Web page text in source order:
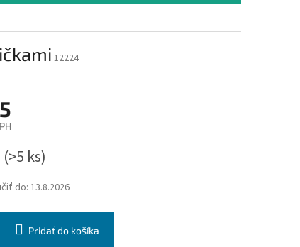
12224
(>5 ks)
do: 13.8.2026
Pridať do košíka